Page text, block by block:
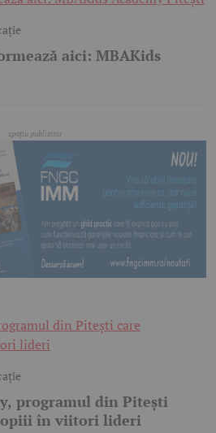
aici: MBAKids
programul din Pitești
în viitori lideri